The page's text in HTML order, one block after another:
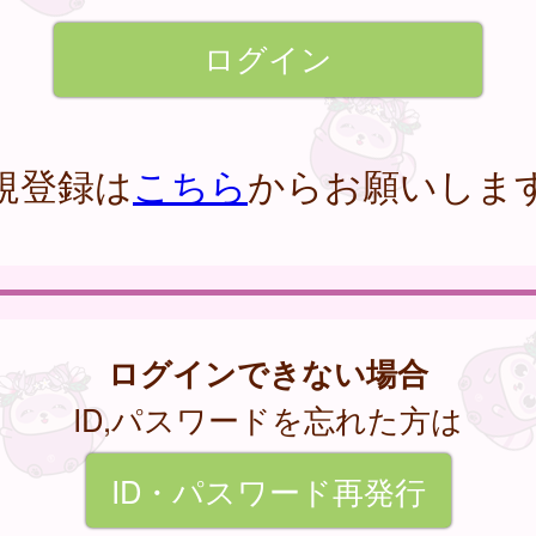
登録はこちらからお願いしま
ログインできない場合
ID,パスワードを忘れた方は
ID・パスワード再発行